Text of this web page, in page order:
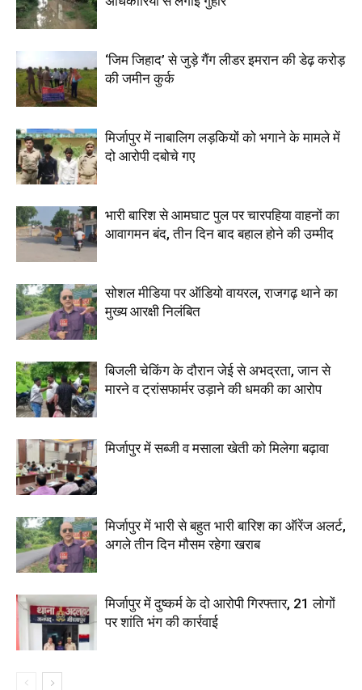
‘जिम जिहाद’ से जुड़े गैंग लीडर इमरान की डेढ़ करोड़
की जमीन कुर्क
मिर्जापुर में नाबालिग लड़कियों को भगाने के मामले में
दो आरोपी दबोचे गए
भारी बारिश से आमघाट पुल पर चारपहिया वाहनों का
आवागमन बंद, तीन दिन बाद बहाल होने की उम्मीद
सोशल मीडिया पर ऑडियो वायरल, राजगढ़ थाने का
मुख्य आरक्षी निलंबित
बिजली चेकिंग के दौरान जेई से अभद्रता, जान से
मारने व ट्रांसफार्मर उड़ाने की धमकी का आरोप
मिर्जापुर में सब्जी व मसाला खेती को मिलेगा बढ़ावा
मिर्जापुर में भारी से बहुत भारी बारिश का ऑरेंज अलर्ट,
अगले तीन दिन मौसम रहेगा खराब
मिर्जापुर में दुष्कर्म के दो आरोपी गिरफ्तार, 21 लोगों
पर शांति भंग की कार्रवाई